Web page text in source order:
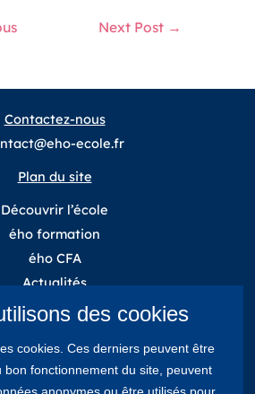
Next Post →
Contactez-nous
ecole.fr
Plan du site
Découvrir l’école
ého formation
ého CFA
Actualités
Cookies
Suivez-nous
des cookies
cookies. Ces derniers peuvent être
bon fonctionnement du site, peuvent